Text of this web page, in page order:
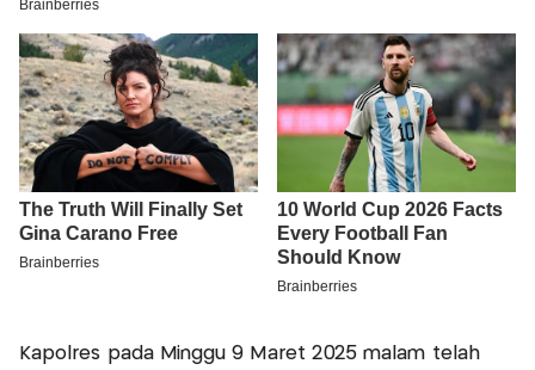
Kapolres pada Minggu 9 Maret 2025 malam telah